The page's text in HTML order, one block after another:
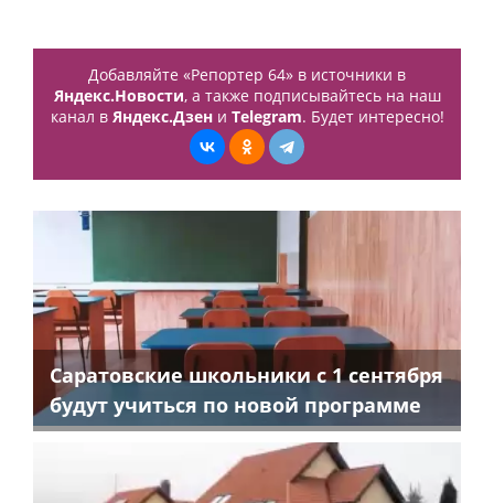
Добавляйте «Репортер 64» в источники в
Яндекс.Новости, а также подписывайтесь на наш
канал в Яндекс.Дзени Telegram. Будет интересно!
Саратовские школьники с 1 сентября
будут учиться по новой программе